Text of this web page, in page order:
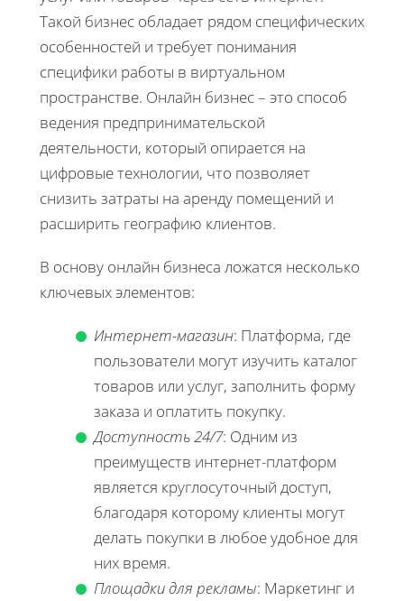
Такой бизнес обладает рядом специфических
особенностей и требует понимания
специфики работы в виртуальном
пространстве. Онлайн бизнес – это способ
ведения предпринимательской
деятельности, который опирается на
цифровые технологии, что позволяет
снизить затраты на аренду помещений и
расширить географию клиентов.
В основу онлайн бизнеса ложатся несколько
ключевых элементов:
Интернет-магазин: Платформа, где
пользователи могут изучить каталог
товаров или услуг, заполнить форму
заказа и оплатить покупку.
Доступность 24/7: Одним из
преимуществ интернет-платформ
является круглосуточный доступ,
благодаря которому клиенты могут
делать покупки в любое удобное для
них время.
Площадки для рекламы: Маркетинг и